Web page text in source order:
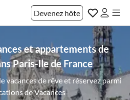
Devenez hôte
et appartements de
Paris-Ile de France
vacances de rêve et réservez parmi
de Vacances